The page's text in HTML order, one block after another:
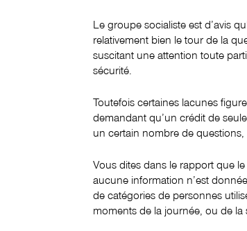
Le groupe socialiste est d’avis
relativement bien le tour de la
suscitant une attention toute
sécurité.
Toutefois certaines lacunes
demandant qu’un crédit de
un certain nombre de questions,
Vous dites dans le rapport que
aucune information n’est
de catégories de personnes
moments de la journée, ou de la